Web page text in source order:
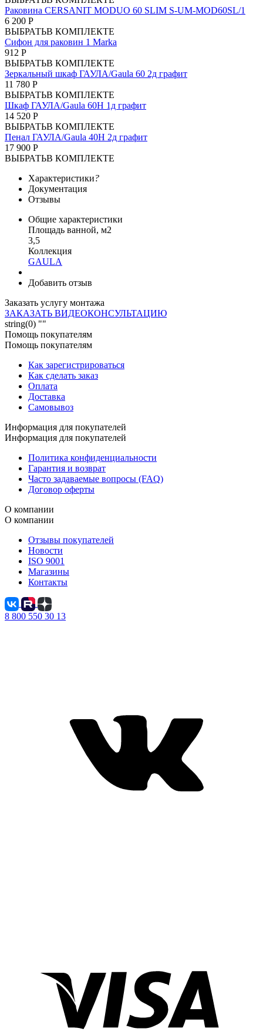
Раковина CERSANIT MODUO 60 SLIM S-UM-MOD60SL/1
6 200 Р
ВЫБРАТЬВ КОМПЛЕКТЕ
Сифон для раковин 1 Marka
912 Р
ВЫБРАТЬВ КОМПЛЕКТЕ
Зеркальный шкаф ГАУЛА/Gaula 60 2д графит
11 780 Р
ВЫБРАТЬВ КОМПЛЕКТЕ
Шкаф ГАУЛА/Gaula 60Н 1д графит
14 520 Р
ВЫБРАТЬВ КОМПЛЕКТЕ
Пенал ГАУЛА/Gaula 40Н 2д графит
17 900 Р
ВЫБРАТЬВ КОМПЛЕКТЕ
Характеристики?
Документация
Отзывы
Общие характеристики
Площадь ванной, м2
3,5
Коллекция
GAULA
Добавить отзыв
Заказать услугу монтажа
ЗАКАЗАТЬ ВИДЕОКОНСУЛЬТАЦИЮ
string(0) ""
Помощь покупателям
Помощь покупателям
Как зарегистрироваться
Как сделать заказ
Оплата
Доставка
Самовывоз
Информация для покупателей
Информация для покупателей
Политика конфиденциальности
Гарантия и возврат
Часто задаваемые вопросы (FAQ)
Договор оферты
О компании
О компании
Отзывы покупателей
Новости
ISO 9001
Магазины
Контакты
8 800 550 30 13